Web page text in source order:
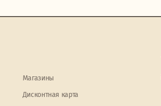
Магазины
Дисконтная карта